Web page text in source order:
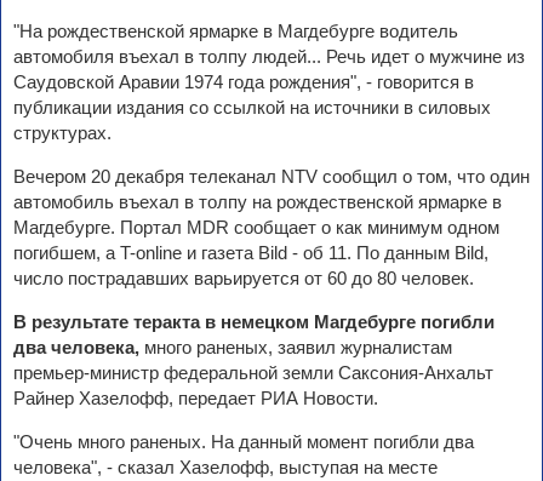
"На рождественской ярмарке в Магдебурге водитель
автомобиля въехал в толпу людей... Речь идет о мужчине из
Саудовской Аравии 1974 года рождения", - говорится в
публикации издания со ссылкой на источники в силовых
структурах.
Вечером 20 декабря телеканал NTV сообщил о том, что один
автомобиль въехал в толпу на рождественской ярмарке в
Магдебурге. Портал MDR сообщает о как минимум одном
погибшем, а T-online и газета Bild - об 11. По данным Bild,
число пострадавших варьируется от 60 до 80 человек.
В результате теракта в немецком Магдебурге погибли
два человека, много раненых, заявил журналистам
премьер-министр федеральной земли Саксония-Анхальт
Райнер Хазелофф, передает РИА Новости.
"Очень много раненых. На данный момент погибли два
человека", - сказал Хазелофф, выступая на месте